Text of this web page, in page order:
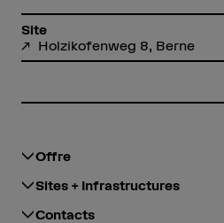
Site
Holzikofenweg 8, Berne
Offre
Sites + Infrastructures
Contacts